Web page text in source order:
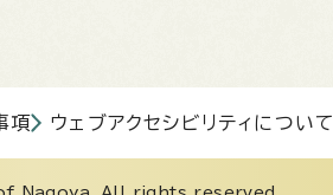
項 ウェブアクセシビリティについて